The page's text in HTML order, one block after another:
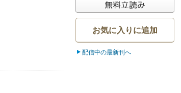
お気に入りに追加
配信中の最新刊へ